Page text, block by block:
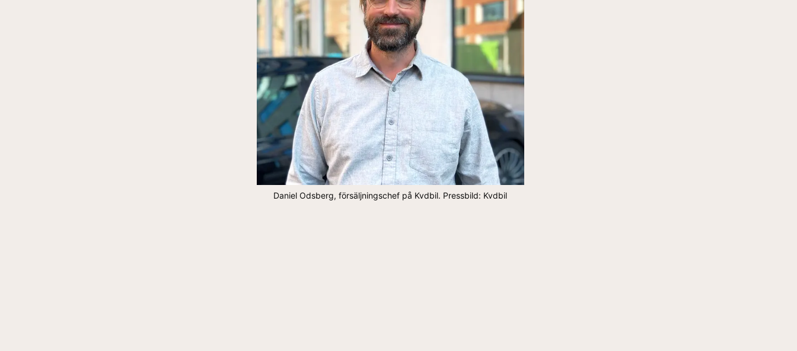
Daniel Odsberg, försäljningschef på Kvdbil. Pressbild: Kvdbil